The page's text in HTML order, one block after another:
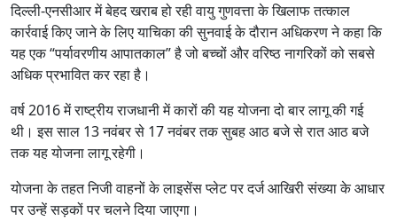
दिल्ली-एनसीआर में बेहद खराब हो रही वायु गुणवत्ता के खिलाफ तत्काल
कार्रवाई किए जाने के लिए याचिका की सुनवाई के दौरान अधिकरण ने कहा कि
यह एक “पर्यावरणीय आपातकाल” है जो बच्चों और वरिष्ठ नागरिकों को सबसे
अधिक प्रभावित कर रहा है।
वर्ष 2016 में राष्ट्रीय राजधानी में कारों की यह योजना दो बार लागू की गई
थी। इस साल 13 नवंबर से 17 नवंबर तक सुबह आठ बजे से रात आठ बजे
तक यह योजना लागू रहेगी।
योजना के तहत निजी वाहनों के लाइसेंस प्लेट पर दर्ज आखिरी संख्या के आधार
पर उन्हें सड़कों पर चलने दिया जाएगा।